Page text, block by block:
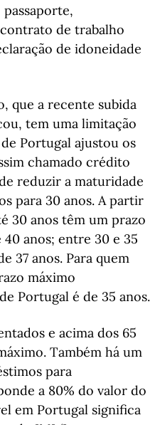
de trabalho
de idoneidade
que a recente subida
tem uma limitação
Portugal ajustou os
chamado crédito
reduzir a maturidade
para 30 anos. A partir
30 anos têm um prazo
anos; entre 30 e 35
37 anos. Para quem
máximo
Portugal é de 35 anos.
e acima dos 65
Também há um
para
a 80% do valor do
em Portugal significa